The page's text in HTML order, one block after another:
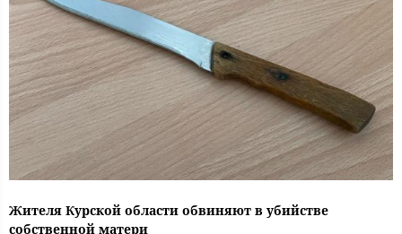
Жителя Курской области обвиняют в убийстве
собственной матери